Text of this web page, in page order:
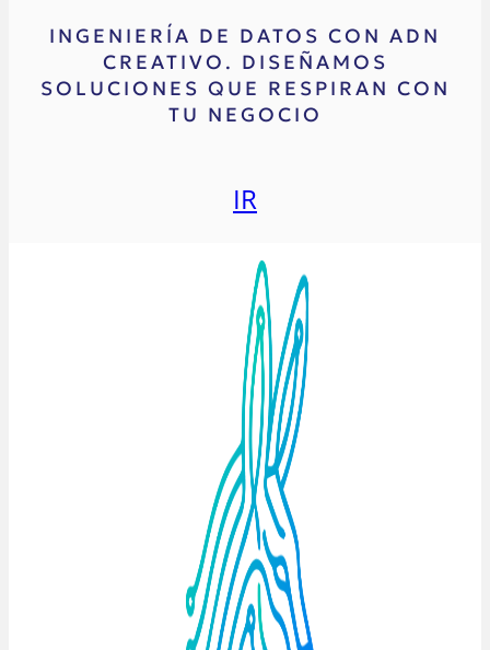
INGENIERÍA DE DATOS CON ADN
CREATIVO. DISEÑAMOS
SOLUCIONES QUE RESPIRAN CON
TU NEGOCIO
IR